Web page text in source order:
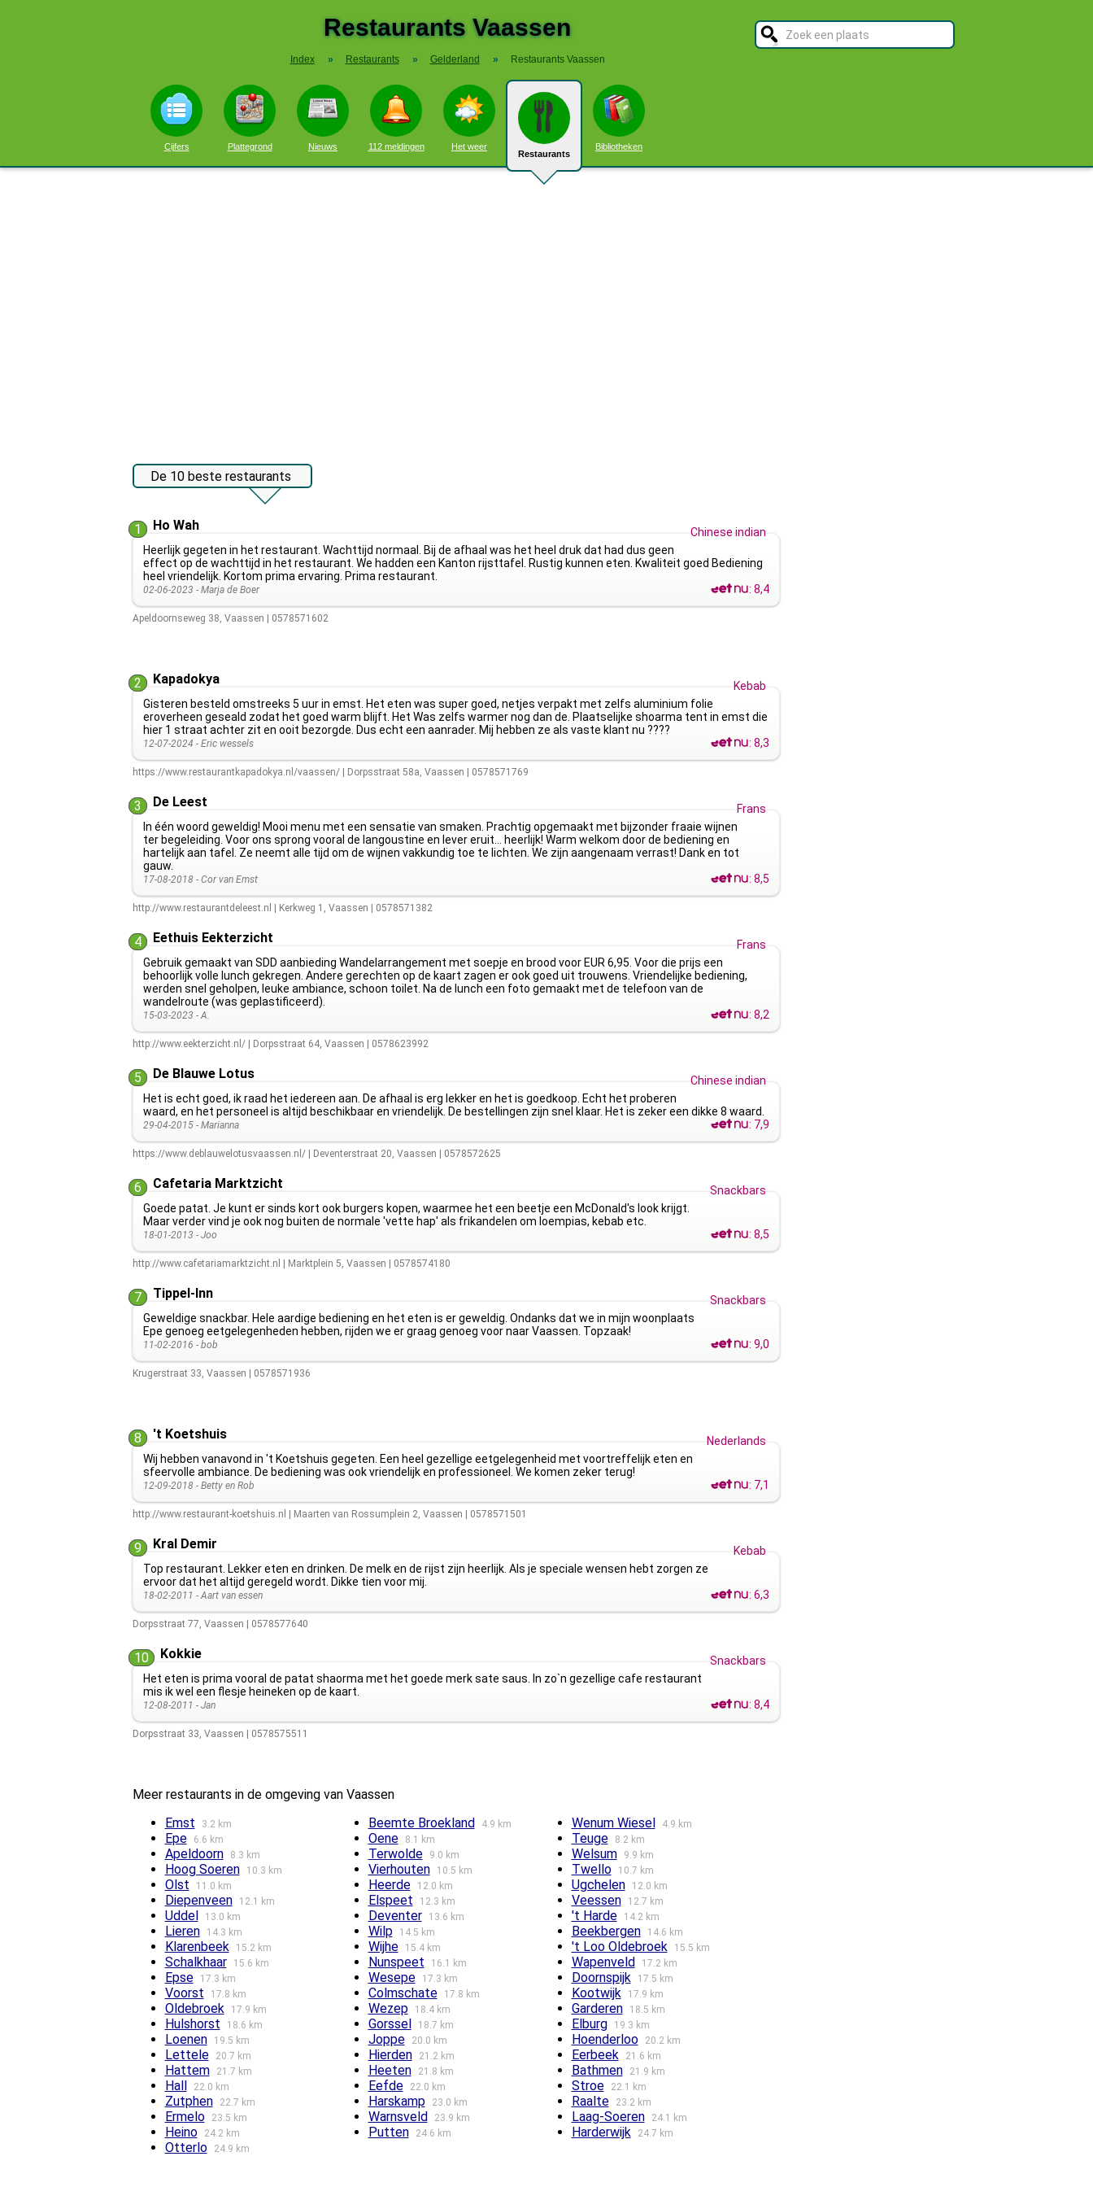
Restaurants Vaassen
Index » Restaurants » Gelderland » Restaurants Vaassen
Cijfers Plattegrond Nieuws 112 meldingen Het weer
Restaurants
Bibliotheken
De 10 beste restaurants
1 Ho Wah
Chinese indian
Heerlijk gegeten in het restaurant. Wachttijd normaal. Bij de afhaal was het heel druk dat had dus geen
effect op de wachttijd in het restaurant. We hadden een Kanton rijsttafel. Rustig kunnen eten. Kwaliteit goed Bediening
heel vriendelijk. Kortom prima ervaring. Prima restaurant.
02-06-2023 - Marja de Boer : 8,4
Apeldoornseweg 38, Vaassen 0578571602
2 Kapadokya
Kebab
Gisteren besteld omstreeks 5 uur in emst. Het eten was super goed, netjes verpakt met zelfs aluminium folie
eroverheen geseald zodat het goed warm blijft. Het Was zelfs warmer nog dan de. Plaatselijke shoarma tent in emst die
hier 1 straat achter zit en ooit bezorgde. Dus echt een aanrader. Mij hebben ze als vaste klant nu ????
12-07-2024 - Eric wessels : 8,3
https://www.restaurantkapadokya.nl/vaassen/| Dorpsstraat 58a, Vaassen 0578571769
3 De Leest
Frans
In één woord geweldig! Mooi menu met een sensatie van smaken. Prachtig opgemaakt met bijzonder fraaie wijnen
ter begeleiding. Voor ons sprong vooral de langoustine en lever eruit… heerlijk! Warm welkom door de bediening en
hartelijk aan tafel. Ze neemt alle tijd om de wijnen vakkundig toe te lichten. We zijn aangenaam verrast! Dank en tot
gauw.
17-08-2018 - Cor van Emst : 8,5
http://www.restaurantdeleest.nl Kerkweg 1 , Vaassen 0578571382
4 Eethuis Eekterzicht
Frans
Gebruik gemaakt van SDD aanbieding Wandelarrangement met soepje en brood voor EUR 6,95. Voor die prijs een
behoorlijk volle lunch gekregen. Andere gerechten op de kaart zagen er ook goed uit trouwens. Vriendelijke bediening,
werden snel geholpen, leuke ambiance, schoon toilet. Na de lunch een foto gemaakt met de telefoon van de
wandelroute (was geplastificeerd).
15-03-2023 -A. : 8,2
http://www.eekterzicht.nl/| Dorpsstraat 64, Vaassen 0578623992
5 De Blauwe Lotus
Chinese indian
Het is echt goed, ik raad het iedereen aan. De afhaal is erg lekker en het is goedkoop. Echt het proberen
waard, en het personeel is altijd beschikbaar en vriendelijk. De bestellingen zijn snel klaar. Het is zeker een dikke 8 waard.
29-04-2015 - Marianna : 7,9
https://www.deblauwelotusvaassen.nl/| Deventerstraat 20, Vaassen 0578572625
6 Cafetaria Marktzicht
Snackbars
Goede patat. Je kunt er sinds kort ook burgers kopen, waarmee het een beetje een McDonald's look krijgt.
Maar verder vind je ook nog buiten de normale 'vette hap' als frikandelen om loempias, kebab etc.
18-01-2013 - Joo : 8,5
http://www.cafetariamarktzicht.nl Marktplein 5, Vaassen 0578574180
7 Tippel-Inn
Snackbars
Geweldige snackbar. Hele aardige bediening en het eten is er geweldig. Ondanks dat we in mijn woonplaats
Epe genoeg eetgelegenheden hebben, rijden we er graag genoeg voor naar Vaassen. Topzaak!
11-02-2016 - bob : 9,0
Krugerstraat 33, Vaassen 0578571936
8 't Koetshuis
Nederlands
Wij hebben vanavond in 't Koetshuis gegeten. Een heel gezellige eetgelegenheid met voortreffelijk eten en
sfeervolle ambiance. De bediening was ook vriendelijk en professioneel. We komen zeker terug!
12-09-2018 - Betty en Rob : 7,1
http://www.restaurant-koetshuis.nl Maarten van Rossumplein 2, Vaassen 0578571501
9 Kral Demir
Kebab
Top restaurant. Lekker eten en drinken. De melk en de rijst zijn heerlijk. Als je speciale wensen hebt zorgen ze
ervoor dat het altijd geregeld wordt. Dikke tien voor mij.
18-02-2011 -Aart van essen : 6,3
Dorpsstraat 77, Vaassen 0578577640
10 Kokkie
Snackbars
Het eten is prima vooral de patat shaorma met het goede merk sate saus. In zo`n gezellige cafe restaurant
mis ik wel een flesje heineken op de kaart.
12-08-2011 - Jan : 8,4
Dorpsstraat 33, Vaassen 0578575511
Meer restaurants in de omgeving van Vaassen
Emst
3.2 km Beemte Broekland 4.9 km Wenum Wiesel 4.9 km
Epe 6.6 km Oene 8.1 km Teuge 8.2 km
Apeldoorn 8.3 km Terwolde 9.0 km Welsum 9.9 km
Hoog Soeren 10.3 km Vierhouten 10.5 km Twello 10.7 km
Olst 11.0 km Heerde 12.0 km Ugchelen 12.0 km
Diepenveen 12.1 km Elspeet 12.3 km Veessen 12.7 km
Uddel 13.0 km Deventer 13.6 km 't Harde 14.2 km
Lieren 14.3 km Wilp 14.5 km Beekbergen 14.6 km
Klarenbeek 15.2 km Wijhe 15.4 km 't Loo Oldebroek 15.5 km
Schalkhaar 15.6 km Nunspeet 16.1 km Wapenveld 17.2 km
Epse 17.3 km Wesepe 17.3 km Doornspijk 17.5 km
Voorst 17.8 km Colmschate 17.8 km Kootwijk 17.9 km
Oldebroek 17.9 km Wezep 18.4 km Garderen 18.5 km
Hulshorst 18.6 km Gorssel 18.7 km Elburg 19.3 km
Loenen 19.5 km Joppe 20.0 km Hoenderloo 20.2 km
Lettele 20.7 km Hierden 21.2 km Eerbeek 21.6 km
Hattem 21.7 km Heeten 21.8 km Bathmen 21.9 km
Hall 22.0 km Eefde 22.0 km Stroe 22.1 km
Zutphen 22.7 km Harskamp 23.0 km Raalte 23.2 km
Ermelo 23.5 km Warnsveld 23.9 km Laag-Soeren 24.1 km
Heino 24.2 km Putten 24.6 km Harderwijk 24.7 km
Otterlo 24.9 km